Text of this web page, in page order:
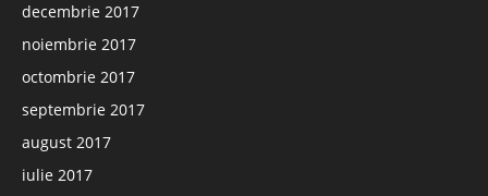
decembrie 2017
noiembrie 2017
octombrie 2017
septembrie 2017
august 2017
iulie 2017